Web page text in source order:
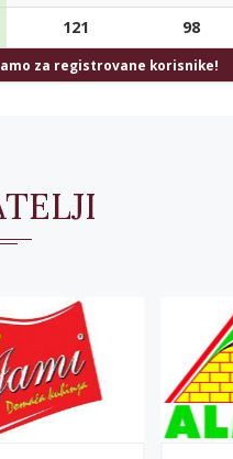
121 98
za registrovane korisnike!